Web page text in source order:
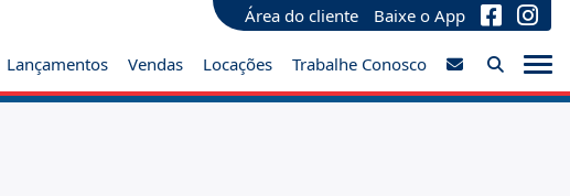
Área do cliente Baixe o App
Lançamentos Vendas Locações Trabalhe Conosco